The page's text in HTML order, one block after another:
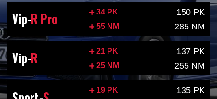
Vip-R Pro 34 PK 150 PK
55 NM 285 NM
Vip-R 21 PK 137 PK
25 NM 255 NM
19 PK 135 PK